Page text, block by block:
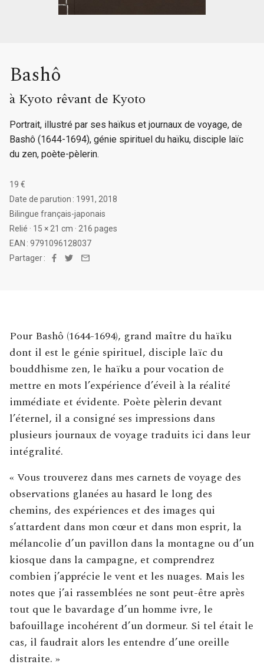
Bashô
à Kyoto rêvant de Kyoto
Portrait, illustré par ses haïkus et journaux de voyage, de
Bashô (1644-1694), génie spirituel du haïku, disciple laïc
du zen, poète-pèlerin.
19 €
Date de parution : 1991, 2018
Bilingue français-japonais
Relié · 15 × 21 cm · 216 pages
EAN : 9791096128037
Partager :
Facebook
Twitter
Pour Bashô (1644-1694), grand maître du haïku
dont il est le génie spirituel, disciple laïc du
bouddhisme zen, le haïku a pour vocation de
mettre en mots l’expérience d’éveil à la réalité
immédiate et évidente. Poète pèlerin devant
l’éternel, il a consigné ses impressions dans
plusieurs journaux de voyage traduits ici dans leur
intégralité.
« Vous trouverez dans mes carnets de voyage des
observations glanées au hasard le long des
chemins, des expériences et des images qui
s’attardent dans mon cœur et dans mon esprit, la
mélancolie d’un pavillon dans la montagne ou d’un
kiosque dans la campagne, et comprendrez
combien j’apprécie le vent et les nuages. Mais les
notes que j’ai rassemblées ne sont peut-être après
tout que le bavardage d’un homme ivre, le
bafouillage incohérent d’un dormeur. Si tel était le
cas, il faudrait alors les entendre d’une oreille
distraite. »